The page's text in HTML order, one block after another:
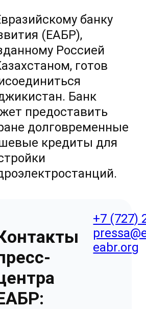
банку
(ЕАБР),
Россией
готов
Банк
предоставить
долговременные
кредиты для
+7 (727)
eabr.org